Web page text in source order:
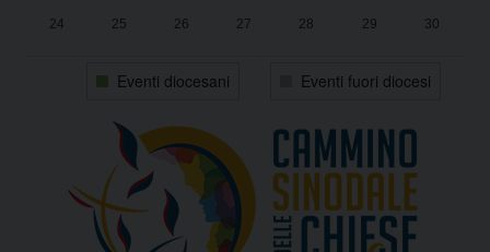
24 25 26 27 28 29 30
Eventi diocesani Eventi fuori diocesi